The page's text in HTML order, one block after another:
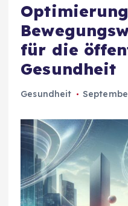
für die
Gesundheit
Gesundheit